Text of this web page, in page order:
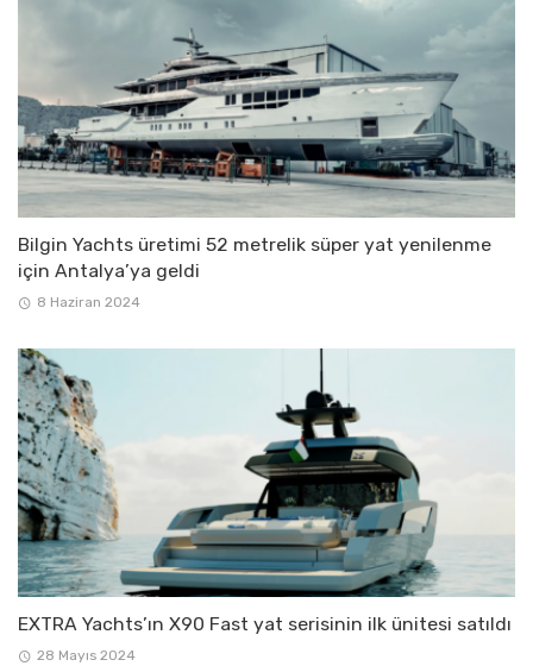
Bilgin Yachts üretimi 52 metrelik süper yat yenilenme
için Antalya’ya geldi
8 Haziran 2024
EXTRA Yachts’ın X90 Fast yat serisinin ilk ünitesi satıldı
28 Mayıs 2024